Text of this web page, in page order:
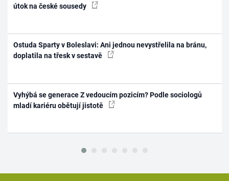
útok na české sousedy
Ostuda Sparty v Boleslavi: Ani jednou nevystřelila na bránu,
doplatila na třesk v sestavě
Vyhýbá se generace Z vedoucím pozicím? Podle sociologů
mladí kariéru obětují jistotě